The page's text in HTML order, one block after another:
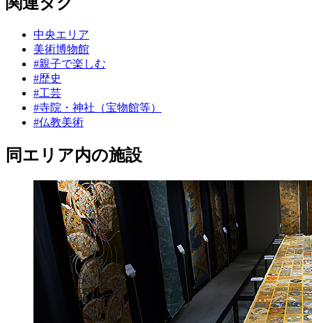
中央エリア
美術博物館
#親子で楽しむ
#歴史
#工芸
#寺院・神社（宝物館等）
#仏教美術
同エリア内の施設